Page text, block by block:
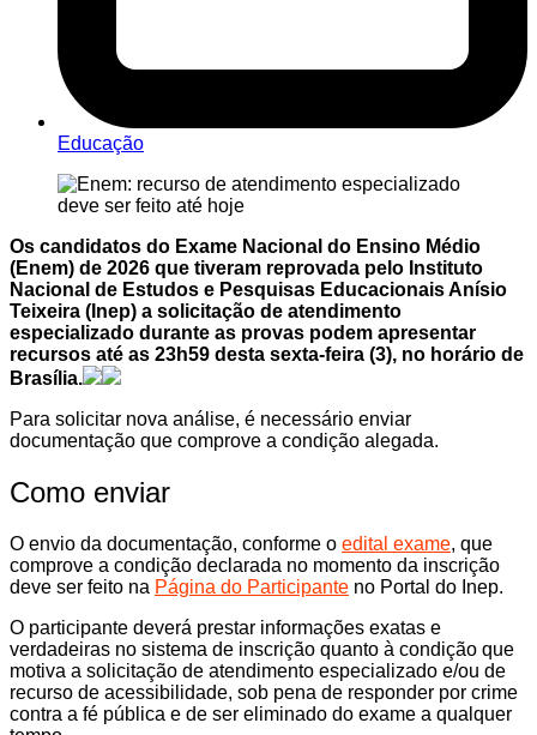
Educação
Os candidatos do Exame Nacional do Ensino Médio
(Enem) de 2026 que tiveram reprovada pelo Instituto
Nacional de Estudos e Pesquisas Educacionais Anísio
Teixeira (Inep) a solicitação de atendimento
especializado durante as provas podem apresentar
recursos até as 23h59 desta sexta-feira (3), no horário de
Brasília.
Para solicitar nova análise, é necessário enviar
documentação que comprove a condição alegada.
Como enviar
O envio da documentação, conforme o edital exame, que
comprove a condição declarada no momento da inscrição
deve ser feito na Página do Participante no Portal do Inep.
O participante deverá prestar informações exatas e
verdadeiras no sistema de inscrição quanto à condição que
motiva a solicitação de atendimento especializado e/ou de
recurso de acessibilidade, sob pena de responder por crime
contra a fé pública e de ser eliminado do exame a qualquer